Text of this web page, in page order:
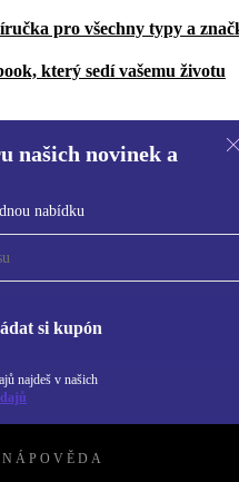
pro všechny typy a
který sedí vašemu životu
našich novinek a
nabídku
si kupón
najdeš v našich
a
Informace o použití osobních
Zásadách ochrany
NÁPOVĚDA